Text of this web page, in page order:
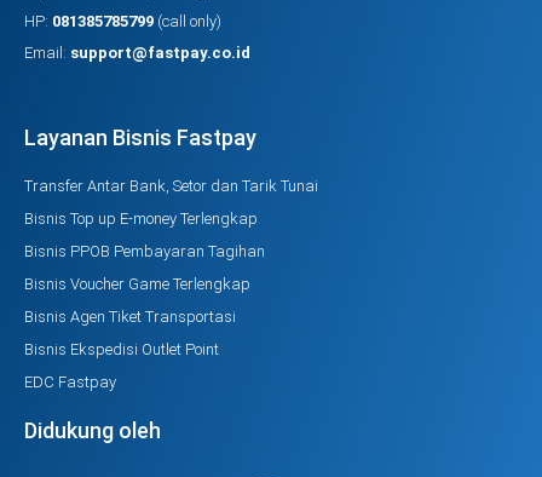
HP: 081385785799 (call only)
Email: support@fastpay.co.id
Layanan Bisnis Fastpay
Transfer Antar Bank, Setor dan Tarik Tunai
Bisnis Top up E-money Terlengkap
Bisnis PPOB Pembayaran Tagihan
Bisnis Voucher Game Terlengkap
Bisnis Agen Tiket Transportasi
Bisnis Ekspedisi Outlet Point
EDC Fastpay
Didukung oleh